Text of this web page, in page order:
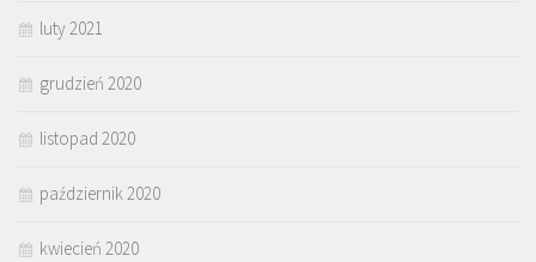
luty 2021
grudzień 2020
listopad 2020
październik 2020
kwiecień 2020